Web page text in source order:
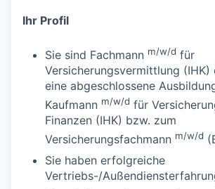
Ihr Profil
Sie sind Fachmann m/w/d für
Versicherungsvermittlung (IHK)
eine abgeschlossene
Kaufmann m/w/d für
Finanzen (IHK) bzw. zum
Versicherungsfachmann m/w/d
Sie haben erfolgreiche
Vertriebs-/